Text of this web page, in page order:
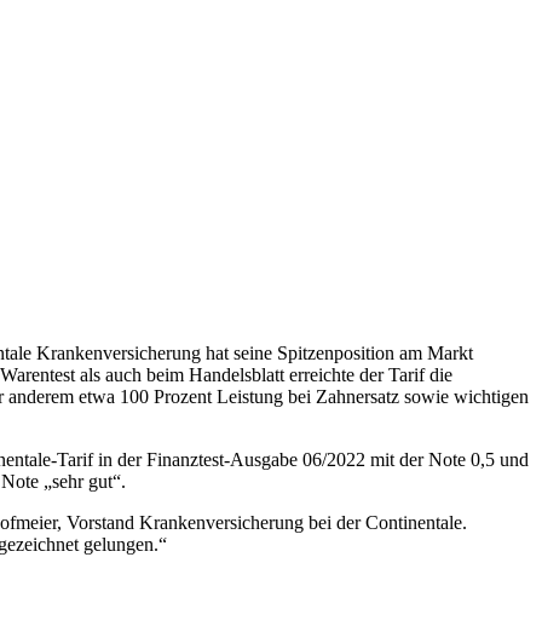
Krankenversicherung hat seine Spitzenposition am Markt
als auch beim Handelsblatt erreichte der Tarif die
etwa 100 Prozent Leistung bei Zahnersatz sowie wichtigen
Tarif in der Finanztest-Ausgabe 06/2022 mit der Note 0,5 und
„sehr gut“.
Vorstand Krankenversicherung bei der Continentale.
gelungen.“